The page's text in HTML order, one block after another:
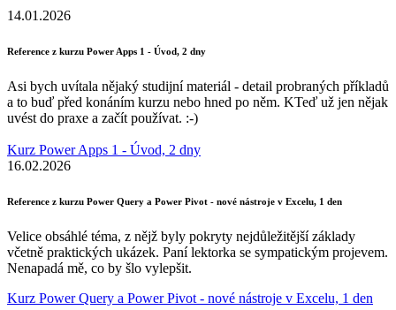
14.01.2026
Reference z kurzu Power Apps 1 - Úvod, 2 dny
Asi bych uvítala nějaký studijní materiál - detail probraných příkladů
a to buď před konáním kurzu nebo hned po něm. KTeď už jen nějak
uvést do praxe a začít používat. :-)
Kurz Power Apps 1 - Úvod, 2 dny
16.02.2026
Reference z kurzu Power Query a Power Pivot - nové nástroje v Excelu, 1 den
Velice obsáhlé téma, z nějž byly pokryty nejdůležitější základy
včetně praktických ukázek. Paní lektorka se sympatickým projevem.
Nenapadá mě, co by šlo vylepšit.
Kurz Power Query a Power Pivot - nové nástroje v Excelu, 1 den